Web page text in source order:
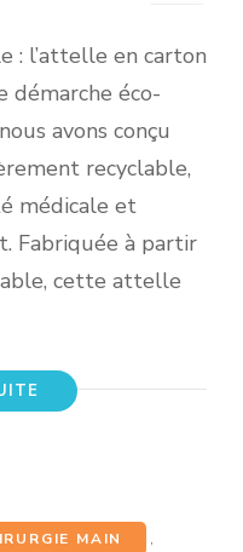
: l’attelle en carton
démarche éco-
avons conçu
recyclable,
médicale et
Fabriquée à partir
cette attelle
MAIN
,